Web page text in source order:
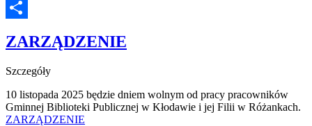
Email
ZARZĄDZENIE
Szczegóły
10 listopada 2025 będzie dniem wolnym od pracy pracowników
Gminnej Biblioteki Publicznej w Kłodawie i jej Filii w Różankach.
ZARZĄDZENIE